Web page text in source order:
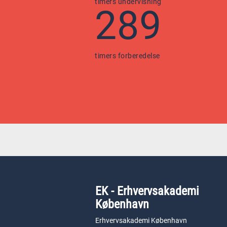
289
timers forberedelse
EK - Erhvervsakademi
København
Erhvervsakademi København